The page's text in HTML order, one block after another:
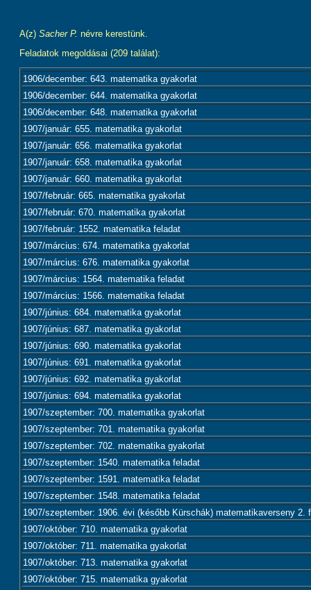
A(z) Sacher P. névre kerestünk.
Feladatok megoldásai (209 találat):
1906/december: 643. matematika gyakorlat
1906/december: 644. matematika gyakorlat
1906/december: 648. matematika gyakorlat
1907/január: 655. matematika gyakorlat
1907/január: 656. matematika gyakorlat
1907/január: 658. matematika gyakorlat
1907/január: 660. matematika gyakorlat
1907/február: 665. matematika gyakorlat
1907/február: 670. matematika gyakorlat
1907/február: 1552. matematika feladat
1907/március: 674. matematika gyakorlat
1907/március: 676. matematika gyakorlat
1907/március: 1564. matematika feladat
1907/március: 1566. matematika feladat
1907/június: 684. matematika gyakorlat
1907/június: 687. matematika gyakorlat
1907/június: 690. matematika gyakorlat
1907/június: 691. matematika gyakorlat
1907/június: 692. matematika gyakorlat
1907/június: 694. matematika gyakorlat
1907/szeptember: 700. matematika gyakorlat
1907/szeptember: 701. matematika gyakorlat
1907/szeptember: 702. matematika gyakorlat
1907/szeptember: 1540. matematika feladat
1907/szeptember: 1591. matematika feladat
1907/szeptember: 1548. matematika feladat
1907/szeptember: 1906. évi (később Kürschák) matematikaverseny 2.
1907/október: 710. matematika gyakorlat
1907/október: 711. matematika gyakorlat
1907/október: 713. matematika gyakorlat
1907/október: 715. matematika gyakorlat